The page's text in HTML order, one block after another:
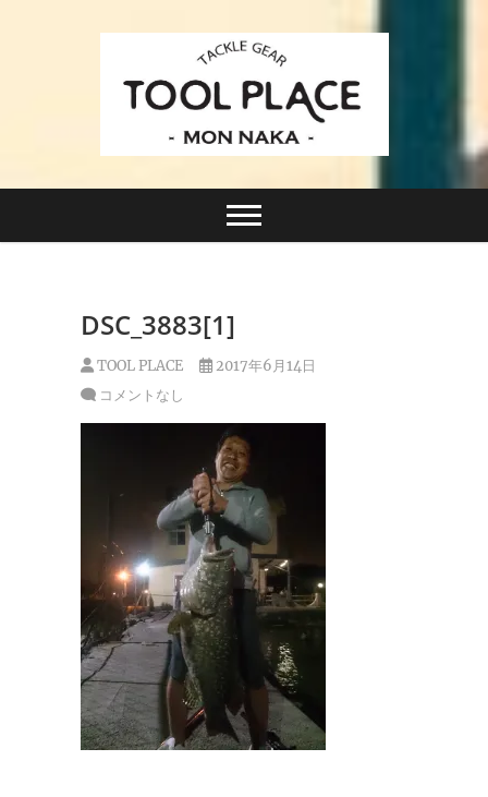
TACKLE GEAR
TOOL PLACE ツー
ス」が門前仲町に近日オープン！
DSC_3883[1]
TOOL PLACE
2017年6月14日
コメントなし